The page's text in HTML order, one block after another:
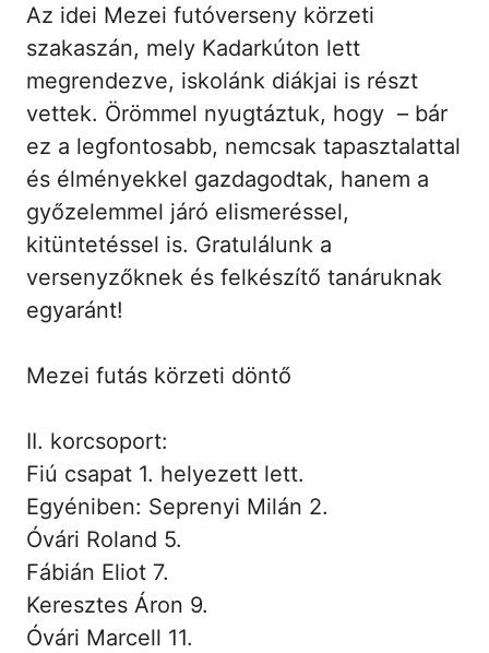
Az idei Mezei futóverseny körzeti
szakaszán, mely Kadarkúton lett
megrendezve, iskolánk diákjai is részt
vettek. Örömmel nyugtáztuk, hogy – bár
ez a legfontosabb, nemcsak tapasztalattal
és élményekkel gazdagodtak, hanem a
győzelemmel járó elismeréssel,
kitüntetéssel is. Gratulálunk a
versenyzőknek és felkészítő tanáruknak
egyaránt!
Mezei futás körzeti döntő
II. korcsoport:
Fiú csapat 1. helyezett lett.
Egyéniben: Seprenyi Milán 2.
Óvári Roland 5.
Fábián Eliot 7.
Keresztes Áron 9.
Óvári Marcell 11.